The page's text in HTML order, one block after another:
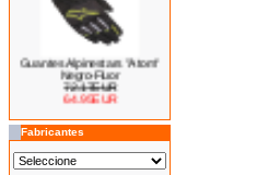
Guantes Alpinestars "Atom"
Negro-Fluor
72.17EUR
64.95EUR
---------
Fabricantes